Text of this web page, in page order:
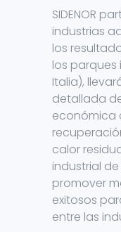
SIDENOR
industrias
los
los parques
Italia),
detallada
económica
calor
industrial
promover
exitosos
entre las